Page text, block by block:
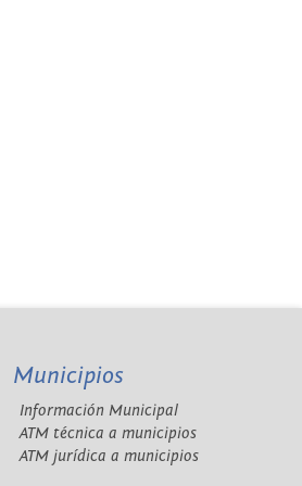
Municipios
Información Municipal
ATM técnica a municipios
ATM jurídica a municipios